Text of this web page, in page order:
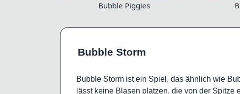
Bubble Piggies
Bubble Storm
Bubble Storm ist ein Spiel, das ähnlich wie
lässt keine Blasen platzen, die von der